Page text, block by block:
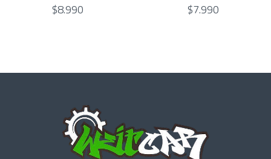
$8.990 $7.990